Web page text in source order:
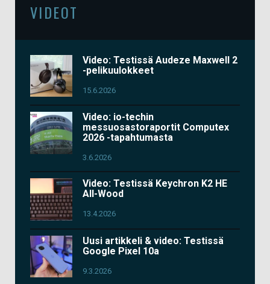
VIDEOT
Video: Testissä Audeze Maxwell 2
-pelikuulokkeet
15.6.2026
Video: io-techin
messuosastoraportit Computex
2026 -tapahtumasta
3.6.2026
Video: Testissä Keychron K2 HE
All-Wood
13.4.2026
Uusi artikkeli & video: Testissä
Google Pixel 10a
9.3.2026